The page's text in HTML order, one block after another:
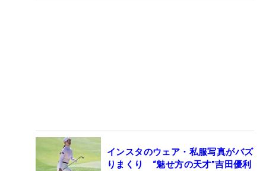
インスタのウェア・私服写真がバズ
りまくり “魅せ方の天才”吉田優利